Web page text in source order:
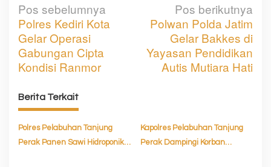
N
a
v
i
g
a
s
i
Pos sebelumnya
Polres Kediri Kota
Gelar Operasi
Gabungan Cipta
Kondisi Ranmor
Pos berikutnya
Polwan Polda Jatim
Gelar Bakkes di
Yayasan Pendidikan
Autis Mutiara Hati
Berita Terkait
Polres Pelabuhan Tanjung
Perak Panen Sawi Hidroponik,
Kapolres Pelabuhan Tanjung
Perak Dampingi Korban